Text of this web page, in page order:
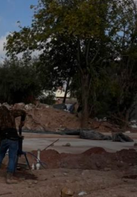
turística y cultural
a las y los
de Pozos y conocer
la que destacan su
la emblemática
celebraciones que
acciones por bailes